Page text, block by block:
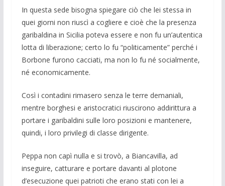
In questa sede bisogna spiegare ciò che lei stessa in
quei giorni non riuscì a cogliere e cioè che la presenza
garibaldina in Sicilia poteva essere e non fu un’autentica
lotta di li­berazione; certo lo fu “po­liticamente” per­ché i
Bor­bone fu­rono cacciati, ma non lo fu né so­cialmente,
né economicamente.
Così i contadini rimasero senza le terre demaniali,
mentre borghesi e aristocratici riu­scirono addirittura a
portare i garibaldi­ni sulle loro posizioni e mantenere,
quin­di, i loro privilegi di classe dirigente.
Peppa non capì nulla e si trovò, a Bian­cavilla, ad
inseguire, catturare e portare davanti al plotone
d’esecuzione quei pa­trioti che erano stati con lei a